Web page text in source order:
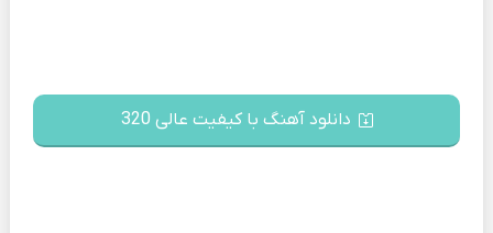
دانلود آهنگ با کیفیت عالی 320